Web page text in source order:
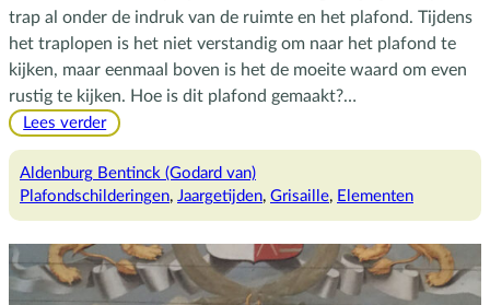
trap al onder de indruk van de ruimte en het plafond. Tijdens
het traplopen is het niet verstandig om naar het plafond te
kijken, maar eenmaal boven is het de moeite waard om even
rustig te kijken. Hoe is dit plafond gemaakt?…
Lees verder:
uw
klassieken!
Aldenburg Bentinck (Godard van)
Plafondschilderingen, Jaargetijden, Grisaille, Elementen